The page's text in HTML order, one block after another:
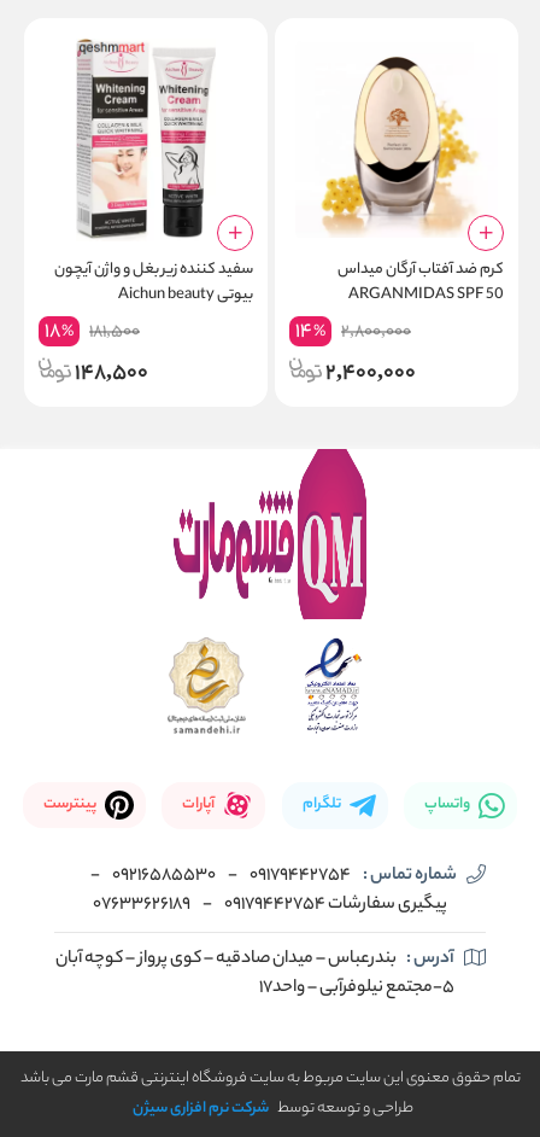
کرم ضد آفتاب آرگان میداس
ARGANMIDAS SPF 50
2,800,000
14%
2,400,000
سفید کننده زیر بغل و واژن آیچون
بیوتی Aichun beauty
181,500
18%
148,500
واتساپ تلگرام آپارات پینترست
شماره تماس : 09179442754
-
09216585530
-
پیگیری سفارشات 09179442754
-
07633626189
آدرس : بندرعباس – میدان صادقیه – کوی پرواز – کوچه آبان
5-مجتمع نیلوفرآبی – واحد17
تمام حقوق معنوی این سایت مربوط به سایت فروشگاه اینترنتی قشم مارت می باشد
طراحی و توسعه توسط شرکت نرم افزاری سیژن